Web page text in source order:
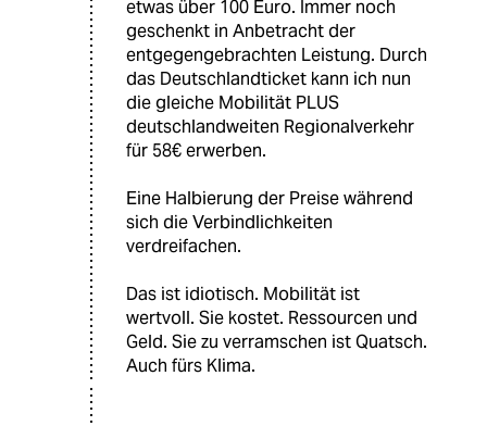
etwas über 100 Euro. Immer noch
geschenkt in Anbetracht der
entgegengebrachten Leistung. Durch
das Deutschlandticket kann ich nun
die gleiche Mobilität PLUS
deutschlandweiten Regionalverkehr
für 58€ erwerben.
Eine Halbierung der Preise während
sich die Verbindlichkeiten
verdreifachen.
Das ist idiotisch. Mobilität ist
wertvoll. Sie kostet. Ressourcen und
Geld. Sie zu verramschen ist Quatsch.
Auch fürs Klima.